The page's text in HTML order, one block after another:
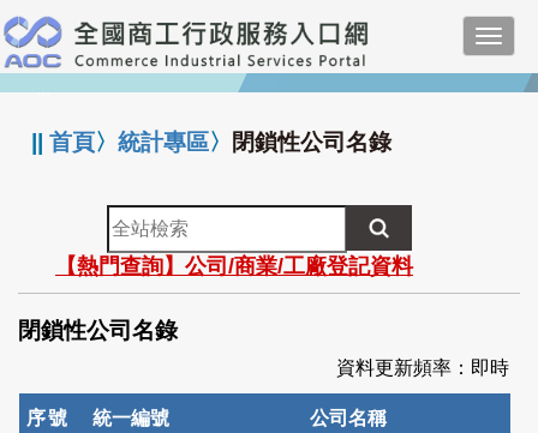
跳
到
主
要
:::
||首頁〉統計專區〉 閉鎖性公司名錄
全
站
檢
索
【熱門查詢】公司/商業/工廠登記資料
閉鎖性公司名錄
資料更新頻率：即時
序號 統一編號 公司名稱